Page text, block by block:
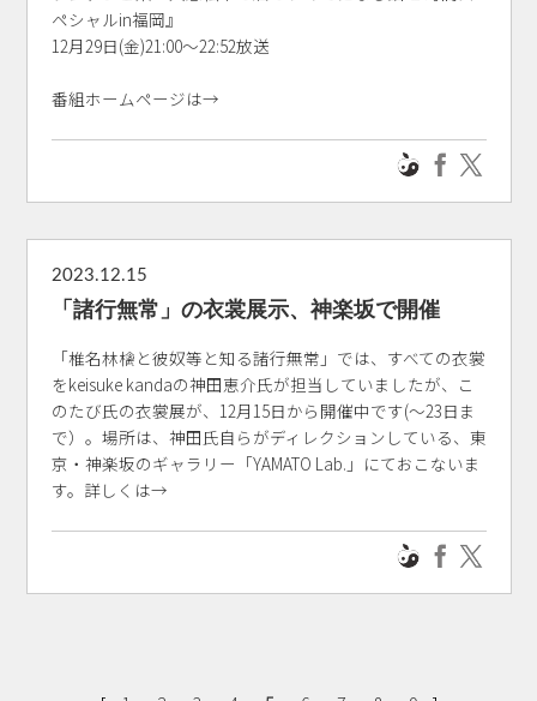
ペシャルin福岡』
12月29日(金)21:00～22:52放送
番組ホームページは→
2023.12.15
「諸行無常」の衣裳展示、神楽坂で開催
「椎名林檎と彼奴等と知る諸行無常」では、すべての衣裳
をkeisuke kandaの神田恵介氏が担当していましたが、こ
のたび氏の衣裳展が、12月15日から開催中です(～23日ま
で）。場所は、神田氏自らがディレクションしている、東
京・神楽坂のギャラリー「YAMATO Lab.」にておこないま
す。詳しくは→